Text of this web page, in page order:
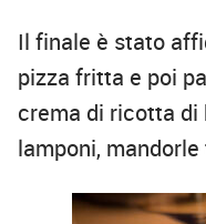
Il finale è stato
pizza fritta e poi
crema di ricotta
lamponi,